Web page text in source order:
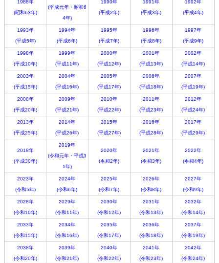
1988年
(昭和63年)
(平成元年・昭和6
4年)
1990年
(平成2年)
1991年
(平成3年)
1992年
(平成4年)
1993年
(平成5年)
1994年
(平成6年)
1995年
(平成7年)
1996年
(平成8年)
1997年
(平成9年)
1998年
(平成10年)
1999年
(平成11年)
2000年
(平成12年)
2001年
(平成13年)
2002年
(平成14年)
2003年
(平成15年)
2004年
(平成16年)
2005年
(平成17年)
2006年
(平成18年)
2007年
(平成19年)
2008年
(平成20年)
2009年
(平成21年)
2010年
(平成22年)
2011年
(平成23年)
2012年
(平成24年)
2013年
(平成25年)
2014年
(平成26年)
2015年
(平成27年)
2016年
(平成28年)
2017年
(平成29年)
2018年
(平成30年)
2019年
(令和元年・平成3
1年)
2020年
(令和2年)
2021年
(令和3年)
2022年
(令和4年)
2023年
(令和5年)
2024年
(令和6年)
2025年
(令和7年)
2026年
(令和8年)
2027年
(令和9年)
2028年
(令和10年)
2029年
(令和11年)
2030年
(令和12年)
2031年
(令和13年)
2032年
(令和14年)
2033年
(令和15年)
2034年
(令和16年)
2035年
(令和17年)
2036年
(令和18年)
2037年
(令和19年)
2038年
(令和20年)
2039年
(令和21年)
2040年
(令和22年)
2041年
(令和23年)
2042年
(令和24年)